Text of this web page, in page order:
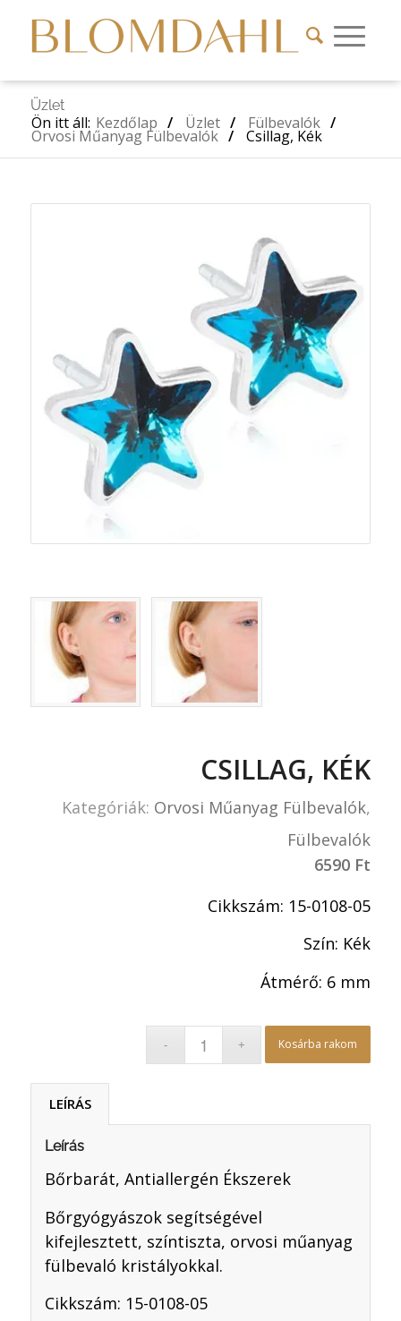
Üzlet
Ön itt áll: Kezdőlap / Üzlet / Fülbevalók /
Orvosi Műanyag Fülbevalók / Csillag, Kék
CSILLAG, KÉK
Kategóriák: Orvosi Műanyag Fülbevalók,
Fülbevalók
6590 Ft
Cikkszám: 15-0108-05
Szín: Kék
Átmérő: 6 mm
Kosárba rakom
LEÍRÁS
Leírás
Bőrbarát, Antiallergén Ékszerek
Bőrgyógyászok segítségével
kifejlesztett, színtiszta, orvosi műanyag
fülbevaló kristályokkal.
Cikkszám: 15-0108-05